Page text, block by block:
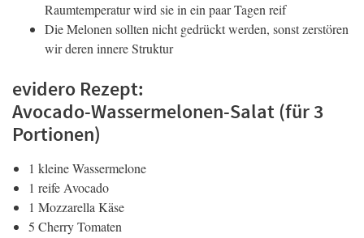
Raumtemperatur wird sie in ein paar Tagen reif
Die Melonen sollten nicht gedrückt werden, sonst zerstören
wir deren innere Struktur
evidero Rezept:
Avocado-Wassermelonen-Salat (für 3
Portionen)
1 kleine Wassermelone
1 reife Avocado
1 Mozzarella Käse
5 Cherry Tomaten